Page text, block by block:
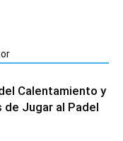
Calentamiento y
Jugar al Padel